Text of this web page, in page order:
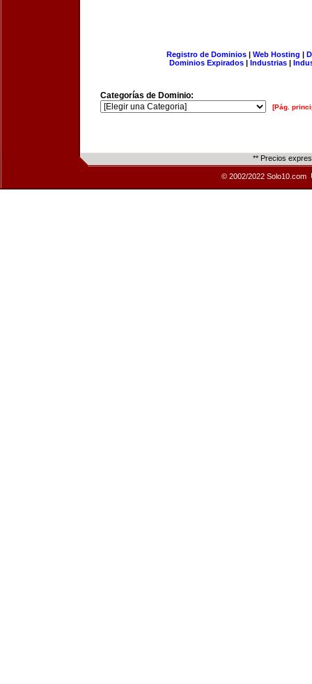
Registro de Dominios| Web Hosting |
Dominios Expirados | Industrias |
Categorías de Dominio:
[Pág.
** Precios
© 2002/2022 Solo10.com